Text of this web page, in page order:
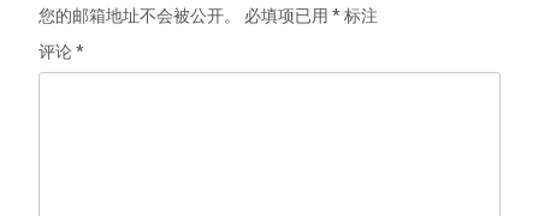
您的邮箱地址不会被公开。 必填项已用*标注
评论*